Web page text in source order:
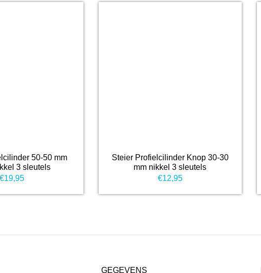
50-50 mm
3 sleutels
€19,95
Steier Profielcilinder Knop 30-30
mm nikkel 3 sleutels
€12,95
GEGEVENS